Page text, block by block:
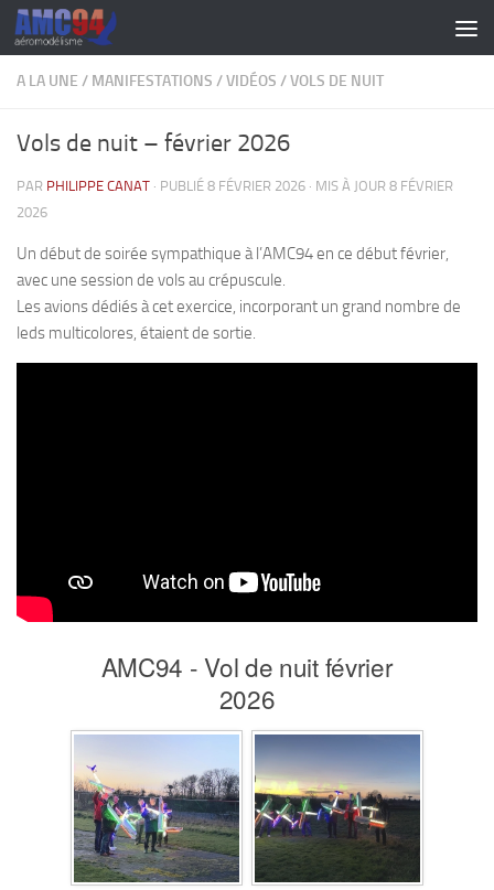
Skip to content
A LA UNE / MANIFESTATIONS /VIDÉOS /VOLS DE NUIT
Vols de nuit – février 2026
PAR PHILIPPE CANAT · PUBLIÉ 8 FÉVRIER 2026 · MIS À JOUR 8 FÉVRIER
2026
Un début de soirée sympathique à l’AMC94 en ce début février,
avec une session de vols au crépuscule.
Les avions dédiés à cet exercice, incorporant un grand nombre de
leds multicolores, étaient de sortie.
AMC94 - Vol de nuit février
2026